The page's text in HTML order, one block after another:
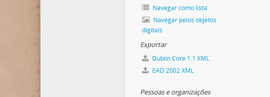
Navegar como lista
Navegar pelos objetos
digitais
Exportar
Dublin Core 1.1 XML
EAD 2002 XML
Pessoas e organizações